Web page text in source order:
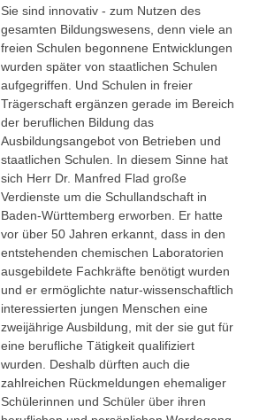
Sie sind innovativ - zum Nutzen des
gesamten Bildungswesens, denn viele an
freien Schulen begonnene Entwicklungen
wurden später von staatlichen Schulen
aufgegriffen. Und Schulen in freier
Trägerschaft ergänzen gerade im Bereich
der beruflichen Bildung das
Ausbildungsangebot von Betrieben und
staatlichen Schulen. In diesem Sinne hat
sich Herr Dr. Manfred Flad große
Verdienste um die Schullandschaft in
Baden-Württemberg erworben. Er hatte
vor über 50 Jahren erkannt, dass in den
entstehenden chemischen Laboratorien
ausgebildete Fachkräfte benötigt wurden
und er ermöglichte natur-wissenschaftlich
interessierten jungen Menschen eine
zweijährige Ausbildung, mit der sie gut für
eine berufliche Tätigkeit qualifiziert
wurden. Deshalb dürften auch die
zahlreichen Rückmeldungen ehemaliger
Schülerinnen und Schüler über ihren